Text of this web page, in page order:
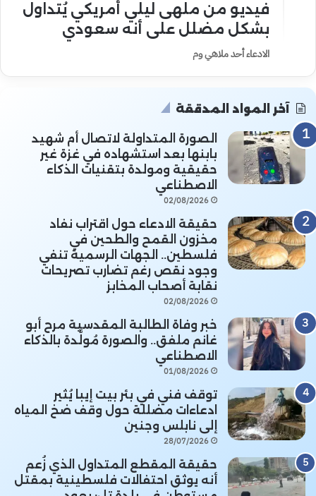
فيديو من ملهى ليلي أمريكي يُتداول
بشكل مضلل على أنه سعودي
الادعاء أحد ملاهي وم
آخر المواد المدققة
الصورة المتداولة لاتصال أم شهيد
بابنها بعد استشهاده في غزة غير
حقيقية ومولدة بتقنيات الذكاء
الاصطناعي
02/08/2026
حقيقة الادعاء حول اقتراب نفاد
مخزون القمح والطحين في
فلسطين.. الجهات الرسمية تنفي
وجود نقص رغم تضارب تصريحات
نقابة أصحاب المخابز
02/08/2026
خبر وفاة الطالبة المقدسية مرح أبو
غانم ملفق.. والصورة مُولَّدة بالذكاء
الاصطناعي
01/08/2026
توقف فني في بئر بيت إيبا يُثير
ادعاءات مضللة حول وقف ضخ المياه
إلى نابلس وجنين
28/07/2026
حقيقة المقطع المتداول الذي زُعم
أنه يوثق احتفالات فلسطينية بمقتل